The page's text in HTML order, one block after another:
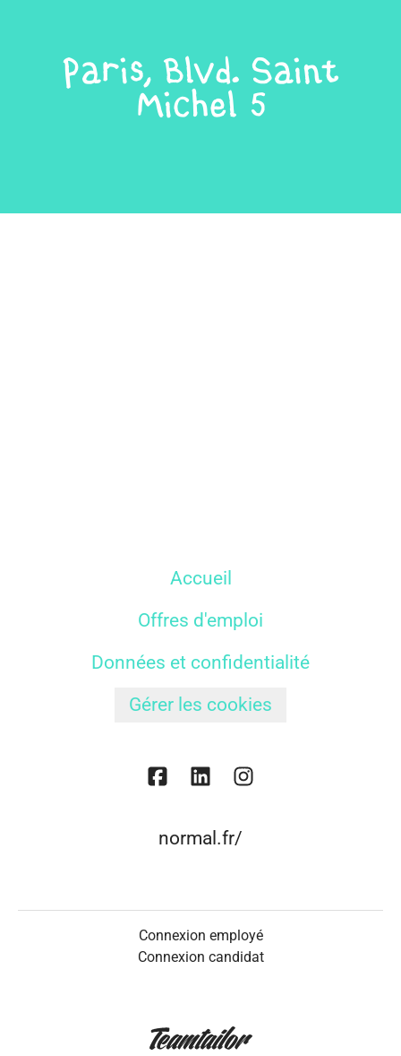
Paris, Blvd. Saint
Michel 5
Accueil
Offres d'emploi
Données et confidentialité
Gérer les cookies
normal.fr/
Connexion employé
Connexion candidat